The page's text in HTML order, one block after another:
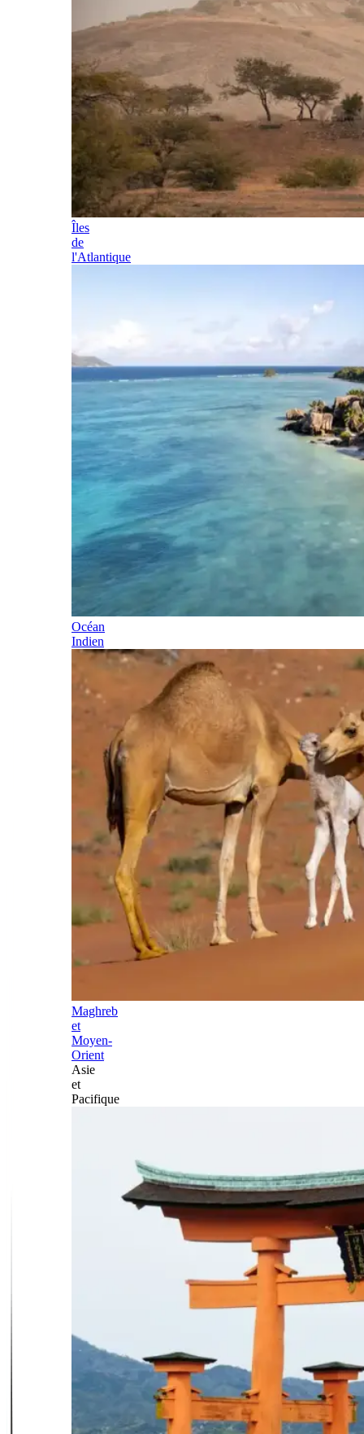
Îles
de
l'Atlantique
Océan
Indien
Maghreb
et
Moyen-
Orient
Asie
et
Pacifique